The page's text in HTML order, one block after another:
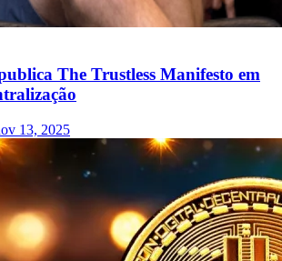
The Trustless Manifesto em
13, 2025